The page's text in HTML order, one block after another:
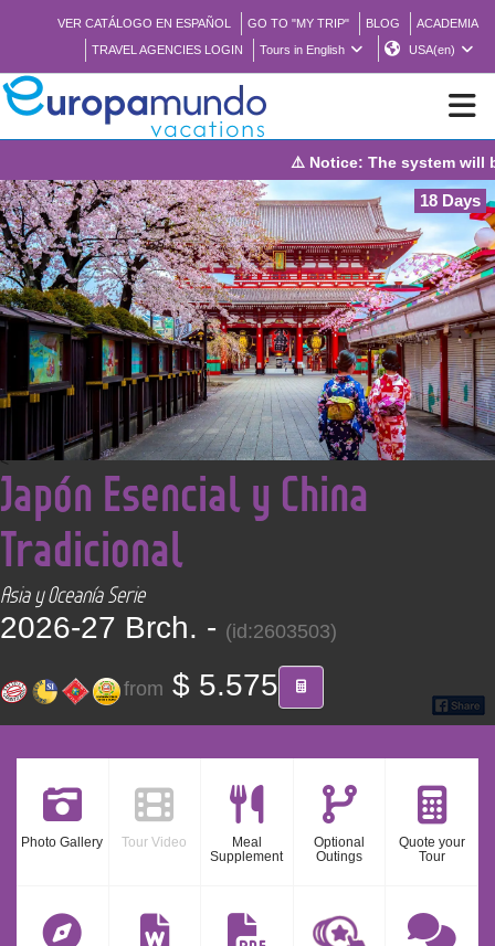
VER CATÁLOGO EN ESPAÑOL GO TO "MY TRIP" BLOG
ACADEMIA
TRAVEL AGENCIES LOGIN
Tours in English USA(en)
BROCHURE PDF
WHERE TO BUY
FEATURED
ABOUT US
CONTACT
⚠️ Notice: The system will be under
18 Days
<
Japón Esencial y China
Tradicional
Asia y Oceanía Serie
2026-27 Brch. - (id:2603503)
from $ 5.575
Photo Gallery Tour Video
Meal
Supplement
Optional
Outings
Quote your
Tour